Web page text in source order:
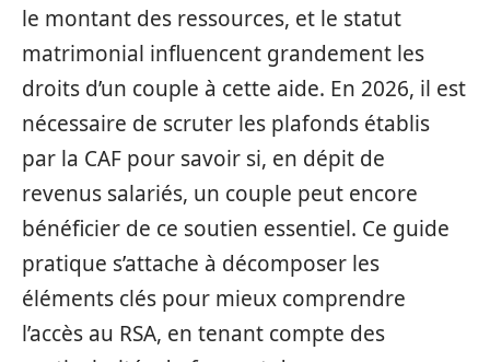
le montant des ressources, et le statut
matrimonial influencent grandement les
droits d’un couple à cette aide. En 2026, il est
nécessaire de scruter les plafonds établis
par la CAF pour savoir si, en dépit de
revenus salariés, un couple peut encore
bénéficier de ce soutien essentiel. Ce guide
pratique s’attache à décomposer les
éléments clés pour mieux comprendre
l’accès au RSA, en tenant compte des